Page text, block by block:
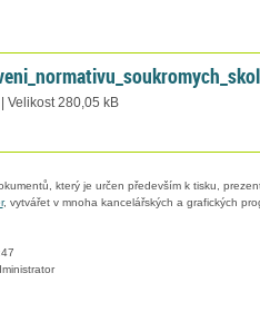
Velikost 280,05 kB
který je určen především k tisku,
, vytvářet v mnoha kancelářských a grafických